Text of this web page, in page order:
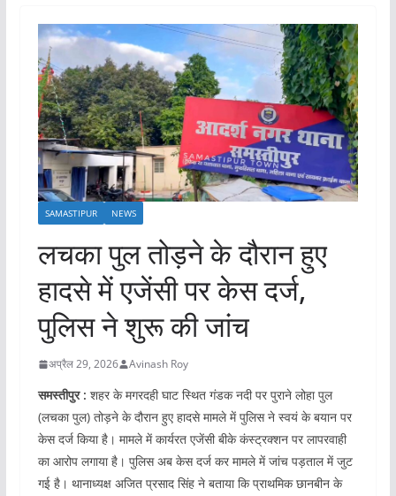
SAMASTIPUR NEWS
लचका पुल तोड़ने के दौरान हुए
हादसे में एजेंसी पर केस दर्ज,
पुलिस ने शुरू की जांच
अप्रैल 29, 2026 Avinash Roy
समस्तीपुर : शहर के मगरदही घाट स्थित गंडक नदी पर पुराने लोहा पुल
(लचका पुल) तोड़ने के दौरान हुए हादसे मामले में पुलिस ने स्वयं के बयान पर
केस दर्ज किया है। मामले में कार्यरत एजेंसी बीके कंस्ट्रक्शन पर लापरवाही
का आरोप लगाया है। पुलिस अब केस दर्ज कर मामले में जांच पड़ताल में जुट
गई है। थानाध्यक्ष अजित प्रसाद सिंह ने बताया कि प्राथमिक छानबीन के